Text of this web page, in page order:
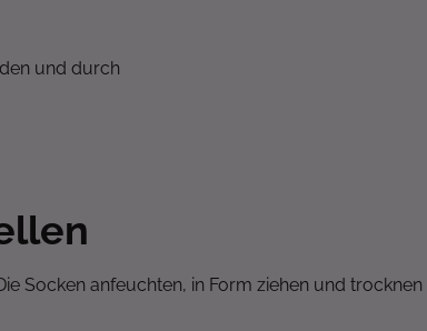
und durch
Socken anfeuchten, in Form ziehen und trocknen